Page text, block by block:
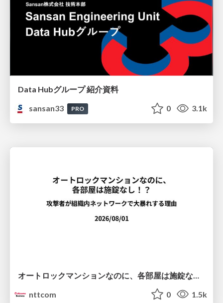
Data Hubグループ 紹介資料
sansan33
PRO 0 3.1k
nttcom
0 1.5k